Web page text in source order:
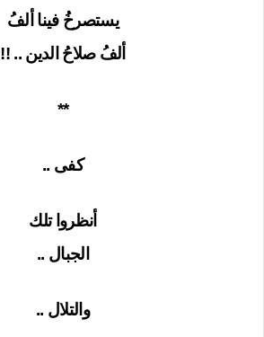
يستصرخُ فينا ألفُ
ألفُ صلاحُ الدين .. !!
**
كفى ..
أنظروا تلك
الجبال ..
والتلال ..